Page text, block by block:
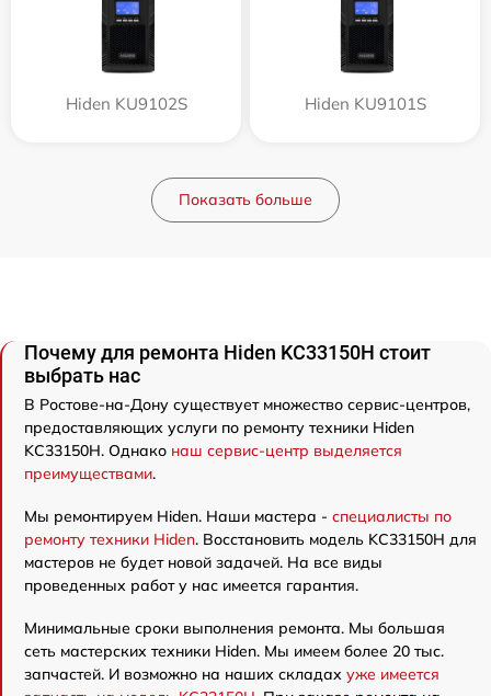
Hiden KU9102S Hiden KU9101S
Показать больше
Почему для ремонта Hiden KC33150H стоит
выбрать нас
В Ростове-на-Дону существует множество сервис-центров,
предоставляющих услуги по ремонту техники Hiden
KC33150H. Однако наш сервис-центр выделяется
преимуществами.
Мы ремонтируем Hiden. Наши мастера - специалисты по
ремонту техники Hiden. Восстановить модель KC33150H для
мастеров не будет новой задачей. На все виды
проведенных работ у нас имеется гарантия.
Минимальные сроки выполнения ремонта. Мы большая
сеть мастерских техники Hiden. Мы имеем более 20 тыс.
запчастей. И возможно на наших складах уже имеется